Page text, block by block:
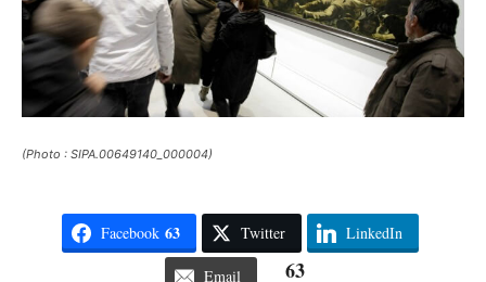
(Photo : SIPA.00649140_000004)
Facebook 63 Twitter LinkedIn
Email 63